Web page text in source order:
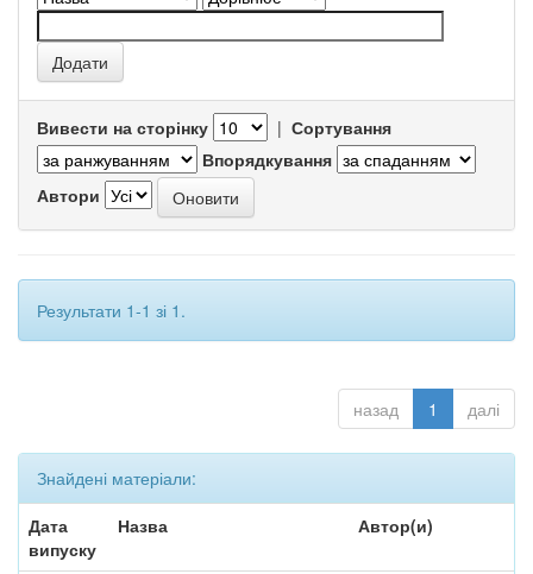
Вивести на сторінку | Сортування
Впорядкування
Автори
Результати 1-1 зі 1.
назад 1 далі
Знайдені матеріали:
Дата
випуску
Назва Автор(и)